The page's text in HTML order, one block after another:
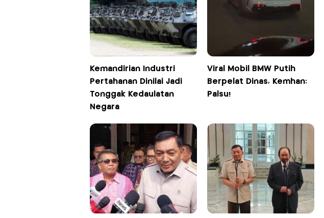
Kemandirian Industri
Pertahanan Dinilai Jadi
Tonggak Kedaulatan
Negara
Viral Mobil BMW Putih
Berpelat Dinas, Kemhan:
Palsu!